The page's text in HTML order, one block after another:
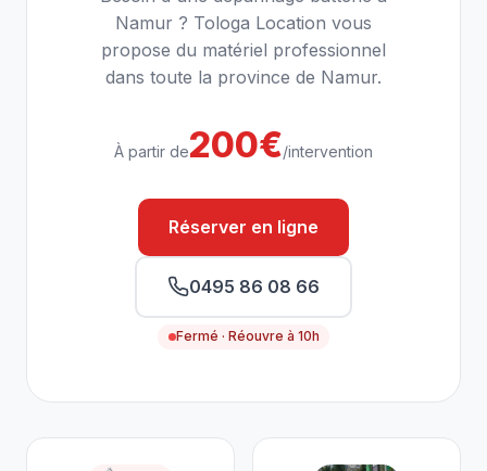
Namur ? Tologa Location vous
propose du matériel professionnel
dans toute la province de Namur.
À partir de200€/intervention
Réserver en ligne
0495 86 08 66
Fermé · Réouvre à 10h